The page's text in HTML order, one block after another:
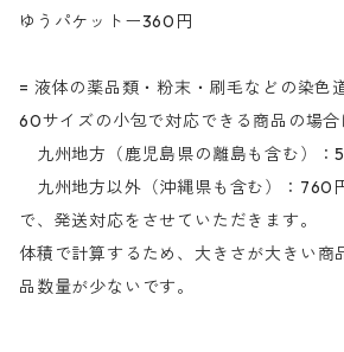
ゆうパケットー360円
= 液体の薬品類・粉末・刷毛などの染色
60サイズの小包で対応できる商品の場合
九州地方（鹿児島県の離島も含む）：
九州地方以外（沖縄県も含む）：760
で、発送対応をさせていただきます。
体積で計算するため、大きさが大きい商
品数量が少ないです。